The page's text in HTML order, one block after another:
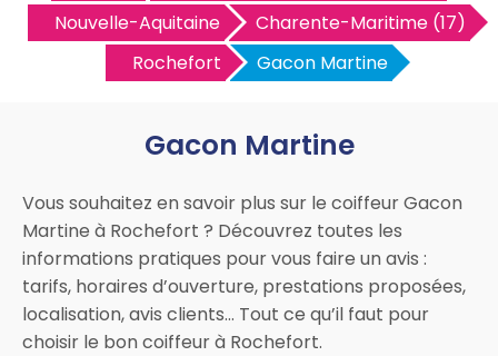
Nouvelle-Aquitaine
Charente-Maritime (17)
Rochefort
Gacon Martine
Gacon Martine
Vous souhaitez en savoir plus sur le coiffeur Gacon
Martine à Rochefort ? Découvrez toutes les
informations pratiques pour vous faire un avis :
tarifs, horaires d’ouverture, prestations proposées,
localisation, avis clients… Tout ce qu’il faut pour
choisir le bon coiffeur à Rochefort.